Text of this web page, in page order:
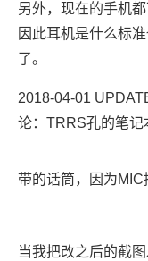
另外，现在的手机
因此耳机是什么标
了。
2018-04-01
论：TRRS孔的笔记
带的话筒，因为MIC
当我把改之后的截